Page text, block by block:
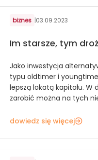
biznes |03.09.2023
Im starsze, tym
Jako inwestycja
typu oldtimer i
lepszą lokatą kapitału. W
zarobić można na tych
dowiedz się więcej